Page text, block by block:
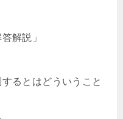
解説」
るとはどういうこと